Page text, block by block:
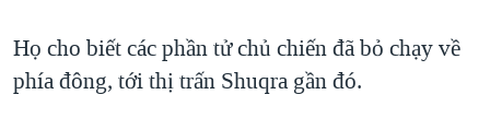
Họ cho biết các phần tử chủ chiến đã bỏ chạy về
phía đông, tới thị trấn Shuqra gần đó.